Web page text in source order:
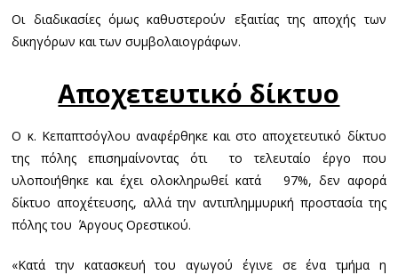
Οι διαδικασίες όμως καθυστερούν εξαιτίας της αποχής των
δικηγόρων και των συμβολαιογράφων.
Αποχετευτικό δίκτυο
Ο κ. Κεπαπτσόγλου αναφέρθηκε και στο αποχετευτικό δίκτυο
της πόλης επισημαίνοντας ότι το τελευταίο έργο που
υλοποιήθηκε και έχει ολοκληρωθεί κατά 97%, δεν αφορά
δίκτυο αποχέτευσης, αλλά την αντιπλημμυρική προστασία της
πόλης του Άργους Ορεστικού.
«Κατά την κατασκευή του αγωγού έγινε σε ένα τμήμα η